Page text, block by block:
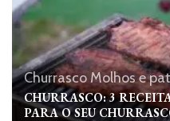
Churrasco Molhos e
CHURRASCO: 3
PARA O SEU